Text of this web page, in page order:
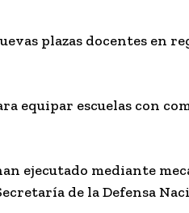
plazas docentes en
equipar escuelas con
ejecutado mediante
de la Defensa